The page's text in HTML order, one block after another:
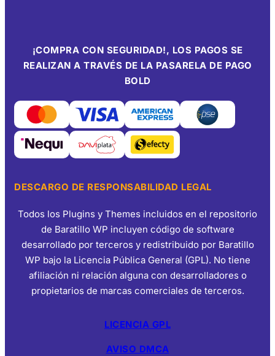
¡COMPRA CON SEGURIDAD!, LOS PAGOS SE
REALIZAN A TRAVÉS DE LA PASARELA DE PAGO
BOLD
DESCARGO DE RESPONSABILIDAD LEGAL
Todos los Plugins y Themes incluidos en el repositorio
de Baratillo WP incluyen código de software
desarrollado por terceros y redistribuido por Baratillo
WP bajo la Licencia Pública General (GPL). No tiene
afiliación ni relación alguna con desarrolladores o
propietarios de marcas comerciales de terceros.
LICENCIA GPL
AVISO DMCA